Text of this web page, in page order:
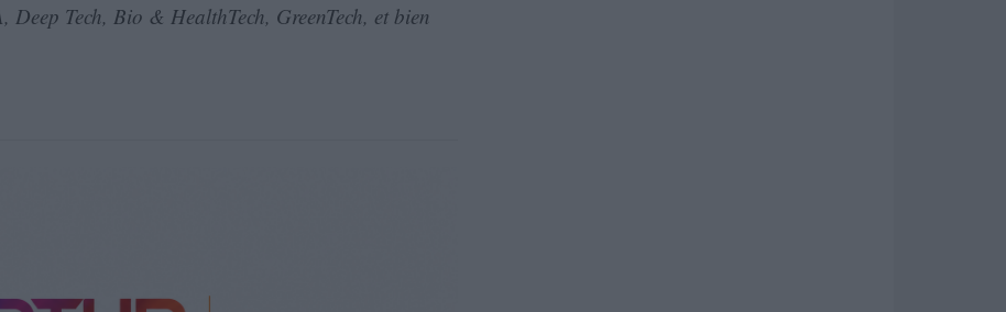
Deep Tech, Bio & HealthTech, GreenTech, et bien